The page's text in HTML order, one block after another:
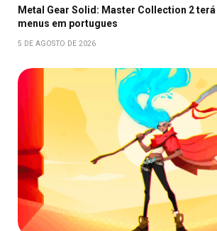
Metal Gear Solid: Master Collection 2
menus em portugues
5 DE AGOSTO DE 2026